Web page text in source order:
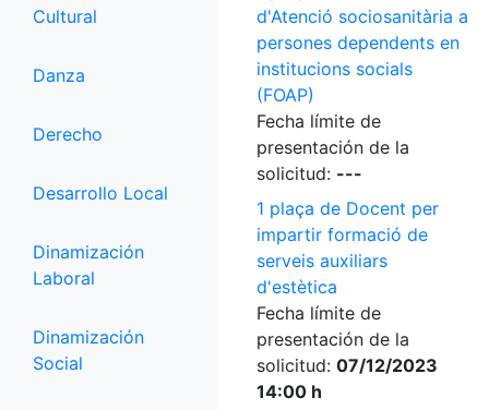
Cultural
Danza
Derecho
Desarrollo Local
Dinamización
Laboral
Dinamización
Social
d'Atenció sociosanitària a
persones dependents en
institucions socials
(FOAP)
Fecha límite de
presentación de la
solicitud: ---
1 plaça de Docent per
impartir formació de
serveis auxiliars
d'estètica
Fecha límite de
presentación de la
solicitud: 07/12/2023
14:00 h